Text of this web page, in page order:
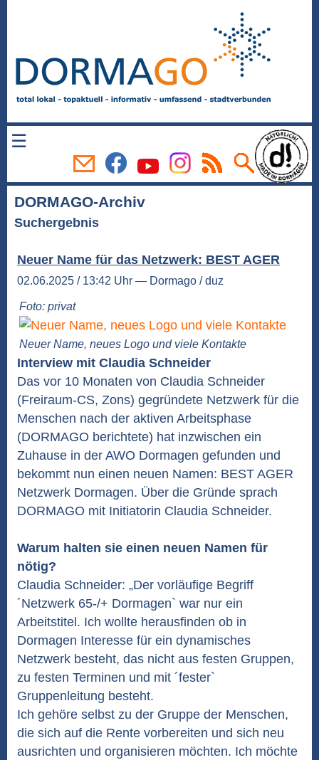
☰
DORMAGO-Archiv
Suchergebnis
Neuer Name für das Netzwerk: BEST AGER
02.06.2025 / 13:42 Uhr — Dormago / duz
Foto: privat
Neuer Name, neues Logo und viele Kontakte
Interview mit Claudia Schneider
Das vor 10 Monaten von Claudia Schneider
(Freiraum-CS, Zons) gegründete Netzwerk für die
Menschen nach der aktiven Arbeitsphase
(DORMAGO berichtete) hat inzwischen ein
Zuhause in der AWO Dormagen gefunden und
bekommt nun einen neuen Namen: BEST AGER
Netzwerk Dormagen. Über die Gründe sprach
DORMAGO mit Initiatorin Claudia Schneider.
Warum halten sie einen neuen Namen für
nötig?
Claudia Schneider: „Der vorläufige Begriff
´Netzwerk 65-/+ Dormagen` war nur ein
Arbeitstitel. Ich wollte herausfinden ob in
Dormagen Interesse für ein dynamisches
Netzwerk besteht, das nicht aus festen Gruppen,
zu festen Terminen und mit ´fester`
Gruppenleitung besteht.
Ich gehöre selbst zu der Gruppe der Menschen,
die sich auf die Rente vorbereiten und sich neu
ausrichten und organisieren möchten. Ich möchte